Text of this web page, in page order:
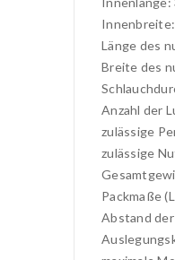
Innenbreite:
Länge des
Breite des
Anzahl der
zulässige
zulässige
Packmaße
Abstand